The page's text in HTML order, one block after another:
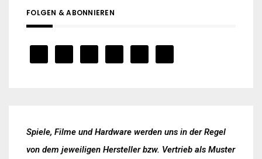
FOLGEN & ABONNIEREN
Spiele, Filme und Hardware werden uns in der Regel
von dem jeweiligen Hersteller bzw. Vertrieb als Muster